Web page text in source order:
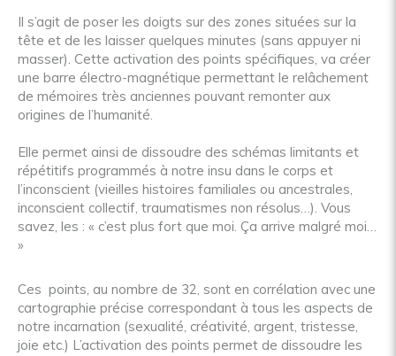
Il s’agit de poser les doigts sur des zones situées sur la
tête et de les laisser quelques minutes (sans appuyer ni
masser). Cette activation des points spécifiques, va créer
une barre électro-magnétique permettant le relâchement
de mémoires très anciennes pouvant remonter aux
origines de l’humanité.
Elle permet ainsi de dissoudre des schémas limitants et
répétitifs programmés à notre insu dans le corps et
l’inconscient (vieilles histoires familiales ou ancestrales,
inconscient collectif, traumatismes non résolus…). Vous
savez, les : « c’est plus fort que moi. Ça arrive malgré moi…
»
Ces points, au nombre de 32, sont en corrélation avec une
cartographie précise correspondant à tous les aspects de
notre incarnation (sexualité, créativité, argent, tristesse,
joie etc.) L’activation des points permet de dissoudre les